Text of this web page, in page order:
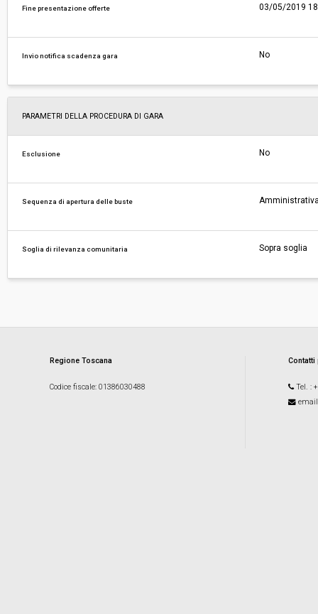
Fine presentazione offerte 03/05/2019
Invio notifica scadenza gara No
PARAMETRI DELLA PROCEDURA DI GARA
Esclusione No
Sequenza di apertura delle buste
Soglia di rilevanza comunitaria Sopra soglia
Regione Toscana
Codice fiscale: 01386030488 Tel. :
email